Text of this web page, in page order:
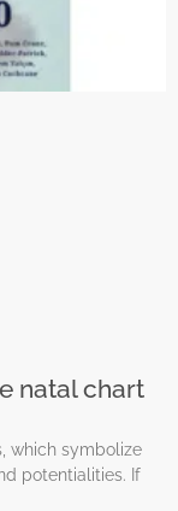
natal chart
which symbolize
potentialities. If